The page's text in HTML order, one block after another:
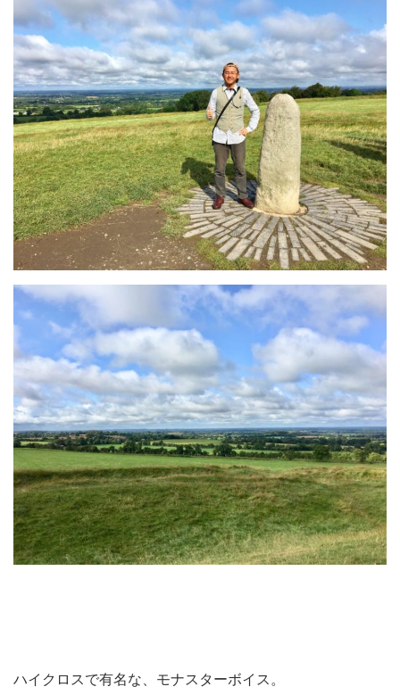
ハイクロスで有名な、モナスターボイス。